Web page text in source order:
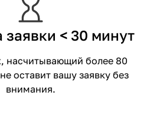
заявки < 30 минут
насчитывающий более 80
оставит вашу заявку без
внимания.